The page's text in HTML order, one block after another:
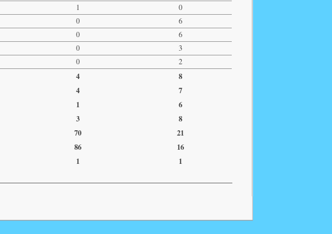
1
0
0
6
0
6
0
3
0 2
4
8
4
7
1
6
3
8
70
21
86
16
1 1